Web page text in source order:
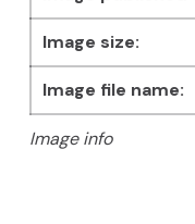
Image info
Image size:
Image file name: